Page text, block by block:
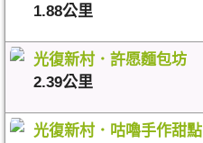
1.88公里
光復新村．許愿麵包坊
2.39公里
光復新村．咕嚕手作甜點